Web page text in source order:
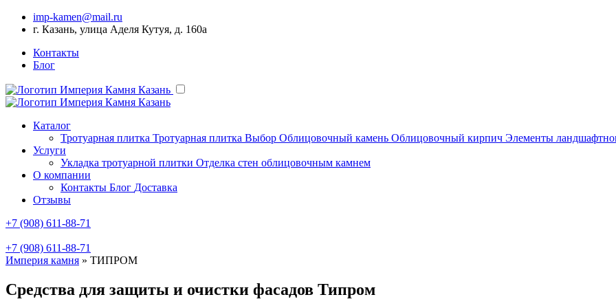
imp-kamen@mail.ru
г. Казань, улица Аделя Кутуя, д. 160а
Контакты
Блог
Каталог
Тротуарная плитка Тротуарная плитка Выбор Облицовочный камень Облицовочный кирпич Элементы
Услуги
Укладка тротуарной плитки Отделка стен облицовочным камнем
О компании
Контакты Блог Доставка
Отзывы
+7 (908) 611-88-71
+7 (908) 611-88-71
Империя камня » ТИПРОМ
Средства для защиты и очистки фасадов Типром